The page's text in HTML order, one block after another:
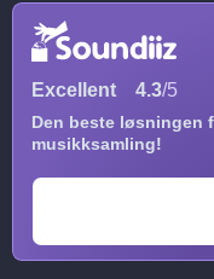
Excellent 4.3/5
Den beste løsningen
musikksamling!